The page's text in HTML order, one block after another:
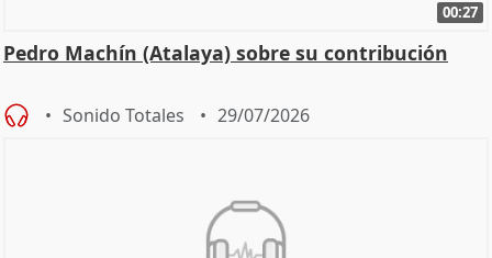
00:27
Pedro Machín (Atalaya) sobre su contribución
Sonido Totales 29/07/2026